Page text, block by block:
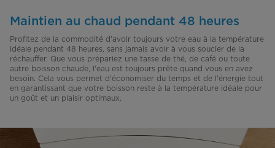
Maintien au chaud pendant 48 heures
Profitez de la commodité d'avoir toujours votre eau à la température
idéale pendant 48 heures, sans jamais avoir à vous soucier de la
réchauffer. Que vous prépariez une tasse de thé, de café ou toute
autre boisson chaude, l'eau est toujours prête quand vous en avez
besoin. Cela vous permet d'économiser du temps et de l'énergie tout
en garantissant que votre boisson reste à la température idéale pour
un goût et un plaisir optimaux.